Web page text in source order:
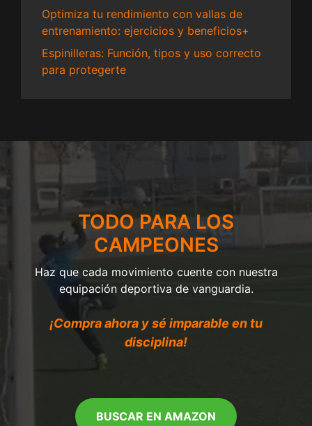
Optimiza tu rendimiento con vallas de
entrenamiento: ejercicios y beneficios+
Espinilleras: Función, tipos y uso correcto
para protegerte
TODO PARA LOS
CAMPEONES
Haz que cada movimiento cuente con nuestra
equipación deportiva de vanguardia.
¡Compra ahora y sé imparable en tu
disciplina!
BUSCAR EN AMAZON